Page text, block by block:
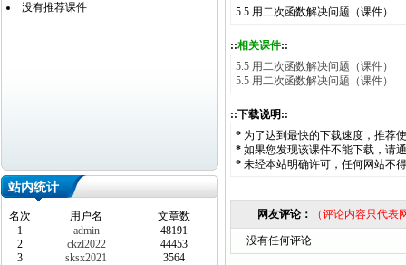
没有推荐课件
站内统计
名次 用户名
文章数
1
admin
48191
2
ckzl2022
44453
3
sksx2021
3564
5.5 用二次函数解决问题（课件）
::相关课件::
5.5 用二次函数解决问题（课件）
5.5 用二次函数解决问题（课件）
::下载说明::
* 为了达到最快的下载速度，推荐
* 如果您发现该课件不能下载，请
* 未经本站明确许可，任何网站不
网友评论： （评论内容只代
没有任何评论